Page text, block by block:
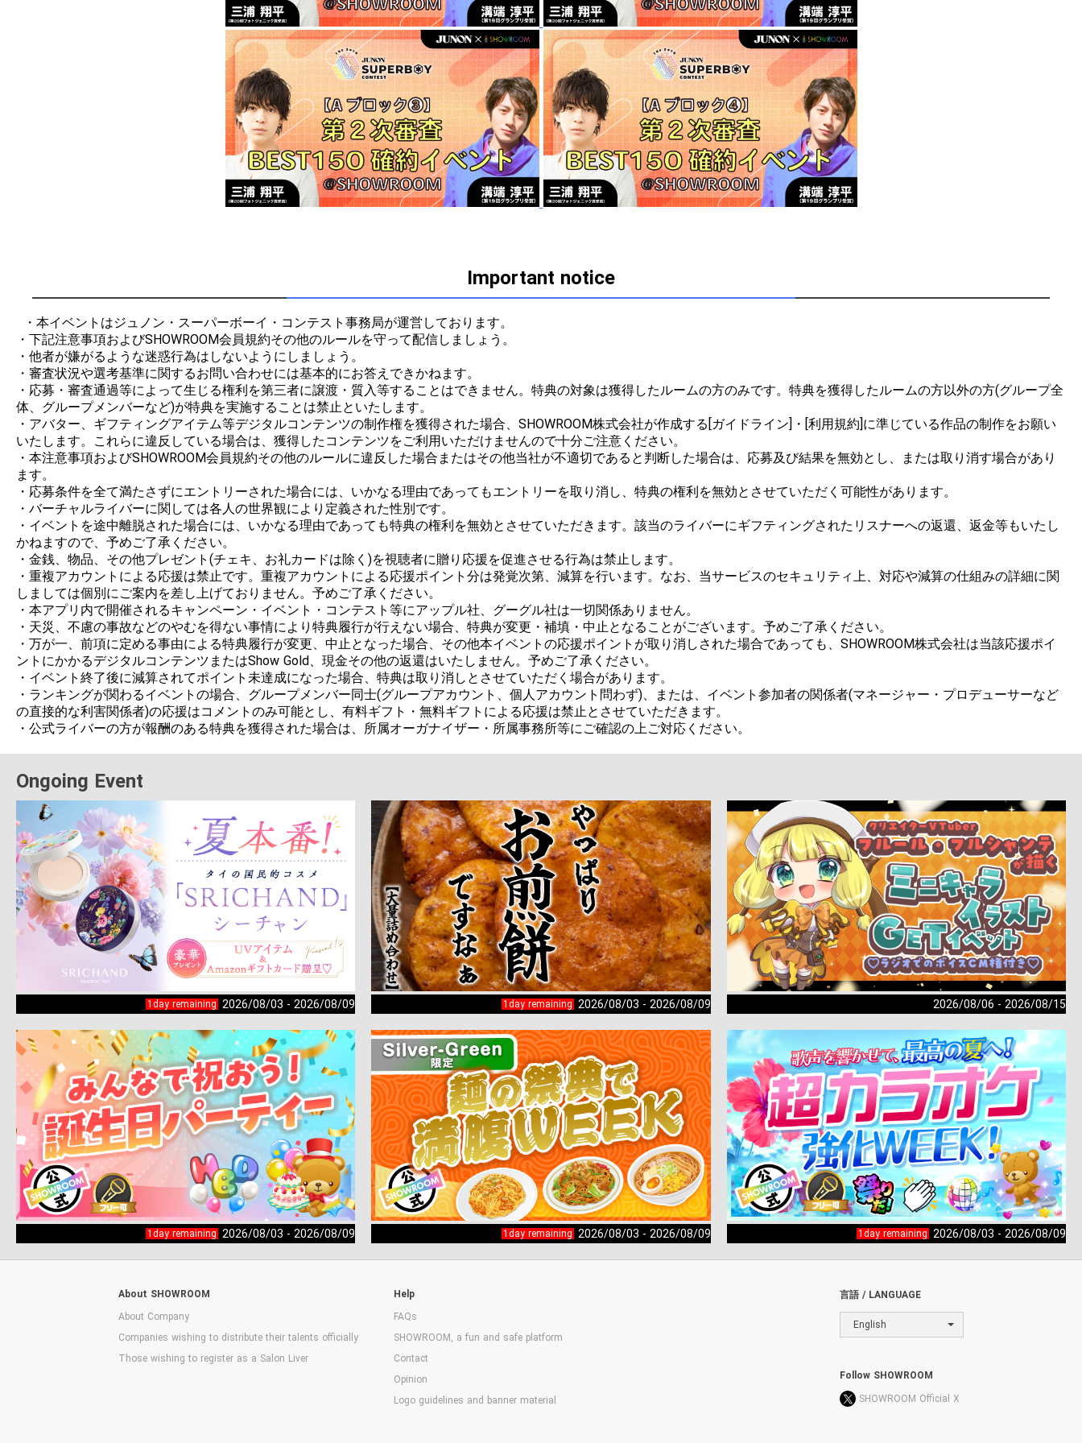
Important notice
・下記注意事項およびSHOWROOM会員規約その他のルールを守って配信しましょう。
・他者が嫌がるような迷惑行為はしないようにしましょう。
・審査状況や選考基準に関するお問い合わせには基本的にお答えできかねます。
・応募・審査通過等によって生じる権利を第三者に譲渡・質入等することはできません。特典の対象は獲得したルームの方のみです。特典を獲得したルームの方以外の方(グループ全
体、グループメンバーなど)が特典を実施することは禁止といたします。
・アバター、ギフティングアイテム等デジタルコンテンツの制作権を獲得された場合、SHOWROOM株式会社が作成する[ガイドライン]・[利用規約]に準じている作品の制作をお願い
いたします。これらに違反している場合は、獲得したコンテンツをご利用いただけませんので十分ご注意ください。
・本注意事項およびSHOWROOM会員規約その他のルールに違反した場合またはその他当社が不適切であると判断した場合は、応募及び結果を無効とし、または取り消す場合があり
ます。
・応募条件を全て満たさずにエントリーされた場合には、いかなる理由であってもエントリーを取り消し、特典の権利を無効とさせていただく可能性があります。
・バーチャルライバーに関しては各人の世界観により定義された性別です。
・イベントを途中離脱された場合には、いかなる理由であっても特典の権利を無効とさせていただきます。該当のライバーにギフティングされたリスナーへの返還、返金等もいたし
かねますので、予めご了承ください。
・金銭、物品、その他プレゼント(チェキ、お礼カードは除く)を視聴者に贈り応援を促進させる行為は禁止します。
・重複アカウントによる応援は禁止です。重複アカウントによる応援ポイント分は発覚次第、減算を行います。なお、当サービスのセキュリティ上、対応や減算の仕組みの詳細に関
しましては個別にご案内を差し上げておりません。予めご了承ください。
・本アプリ内で開催されるキャンペーン・イベント・コンテスト等にアップル社、グーグル社は一切関係ありません。
・天災、不慮の事故などのやむを得ない事情により特典履行が行えない場合、特典が変更・補填・中止となることがございます。予めご了承ください。
・万が一、前項に定める事由による特典履行が変更、中止となった場合、その他本イベントの応援ポイントが取り消しされた場合であっても、SHOWROOM株式会社は当該応援ポイ
ントにかかるデジタルコンテンツまたはShow Gold、現金その他の返還はいたしません。予めご了承ください。
・イベント終了後に減算されてポイント未達成になった場合、特典は取り消しとさせていただく場合があります。
・ランキングが関わるイベントの場合、グループメンバー同士(グループアカウント、個人アカウント問わず)、または、イベント参加者の関係者(マネージャー・プロデューサーなど
の直接的な利害関係者)の応援はコメントのみ可能とし、有料ギフト・無料ギフトによる応援は禁止とさせていただきます。
Ongoing Event
1day remaining 2026/08/03 - 2026/08/09 1day remaining 2026/08/03 - 2026/08/09 2026/08/06 - 2026/08/15
1day remaining 2026/08/03 - 2026/08/09 1day remaining 2026/08/03 - 2026/08/09 1day remaining 2026/08/03 - 2026/08/09
About SHOWROOM
About Company
Companies wishing to distribute their talents officially
Those wishing to register as a Salon Liver
Help
FAQs
SHOWROOM, a fun and safe platform
Contact
Opinion
Logo guidelines and banner material
言語 / LANGUAGE
English
Follow SHOWROOM
SHOWROOM Official X